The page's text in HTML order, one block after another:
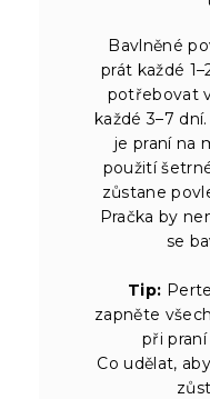
Bavlněné
prát každé
potřebovat
každé 3–7
je praní na
použití
zůstane
Pračka by
se
Tip:
zapněte
při
Co udělat,